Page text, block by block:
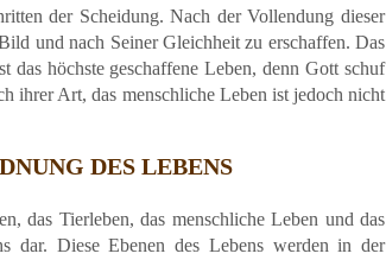
der Scheidung. Nach der Vollendung dieser
und nach Seiner Gleichheit zu erschaffen. Das
höchste geschaffene Leben, denn Gott schuf
ihrer Art, das menschliche Leben ist jedoch nicht
DES LEBENS
das Tierleben, das menschliche Leben und das
dar. Diese Ebenen des Lebens werden in der